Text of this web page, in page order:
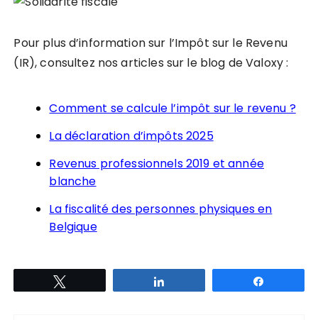
Pour plus d’information sur l’Impôt sur le Revenu
(IR), consultez nos articles sur le blog de Valoxy :
Comment se calcule l’impôt sur le revenu ?
La déclaration d’impôts 2025
Revenus professionnels 2019 et année
blanche
La fiscalité des personnes physiques en
Belgique